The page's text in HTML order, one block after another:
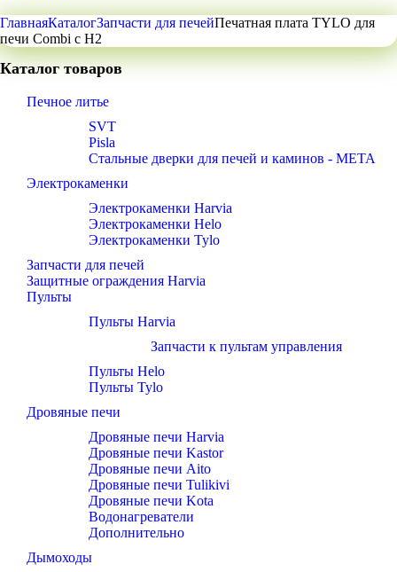
ГлавнаяКаталогЗапчасти для печейПечатная плата TYLO для
печи Combi c H2
Каталог товаров
Печное литье
SVT
Pisla
Стальные дверки для печей и каминов - META
Электрокаменки
Электрокаменки Harvia
Электрокаменки Helo
Электрокаменки Tylo
Запчасти для печей
Защитные ограждения Harvia
Пульты
Пульты Harvia
Запчасти к пультам управления
Пульты Helo
Пульты Tylo
Дровяные печи
Дровяные печи Harvia
Дровяные печи Kastor
Дровяные печи Aito
Дровяные печи Tulikivi
Дровяные печи Kota
Водонагреватели
Дополнительно
Дымоходы